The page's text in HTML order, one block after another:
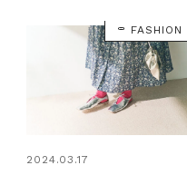
FASHION
2024.03.17